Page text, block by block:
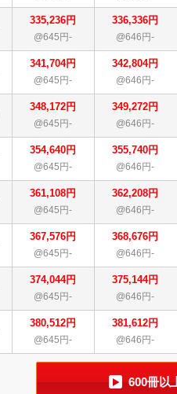
335,236円
@645円-
336,336円
@646円-
341,704円
@645円-
342,804円
@646円-
348,172円
@645円-
349,272円
@646円-
354,640円
@645円-
355,740円
@646円-
361,108円
@645円-
362,208円
@646円-
367,576円
@645円-
368,676円
@646円-
374,044円
@645円-
375,144円
@646円-
380,512円
@645円-
381,612円
@646円-
600冊以